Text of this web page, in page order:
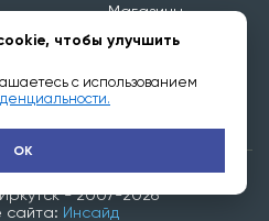
- 20:00
Магазины
Обратная связь
- 2007-2026
сайта: Инсайд
чтобы улучшить
с использованием
OK